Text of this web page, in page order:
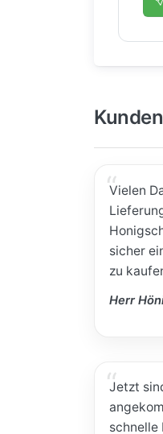
Vielen
sicher
zu
Herr
Jetzt
schnelle